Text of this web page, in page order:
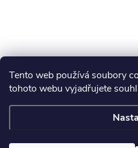
Tento web používá soubory
tohoto webu vyjadřujete
Z
á